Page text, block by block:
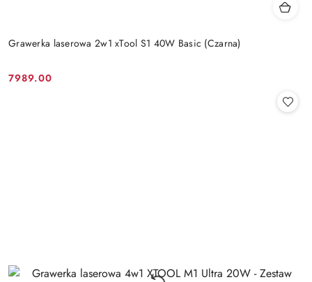
Grawerka laserowa 2w1 xTool S1 40W Basic (Czarna)
Cena:
7989.00